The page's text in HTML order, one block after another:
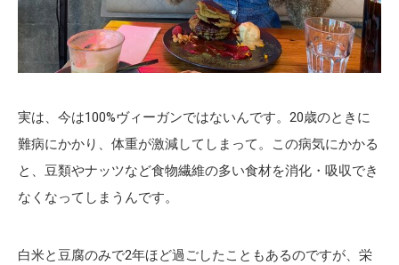
実は、今は100%ヴィーガンではないんです。20歳のときに
難病にかかり、体重が激減してしまって。この病気にかかる
と、豆類やナッツなど食物繊維の多い食材を消化・吸収でき
なくなってしまうんです。
白米と豆腐のみで2年ほど過ごしたこともあるのですが、栄